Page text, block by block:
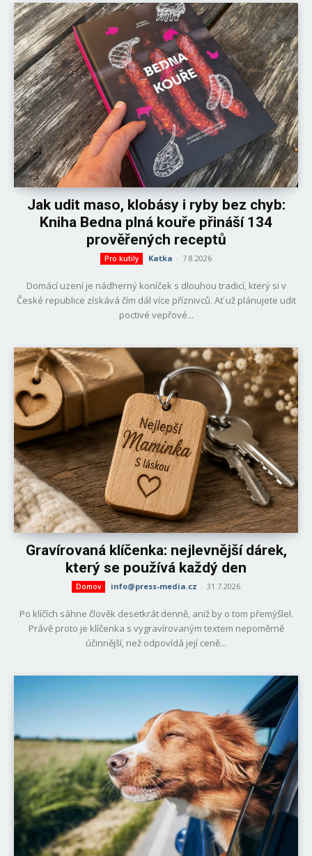
Jak udit maso, klobásy i ryby bez chyb:
Kniha Bedna plná kouře přináší 134
prověřených receptů
Pro kutily Katka - 7.8.2026
Domácí uzení je nádherný koníček s dlouhou tradicí, který si v
České republice získává čím dál více příznivců. Ať už plánujete udit
poctivé vepřové...
Gravírovaná klíčenka: nejlevnější dárek,
který se používá každý den
Domov info@press-media.cz - 31.7.2026
Po klíčích sáhne člověk desetkrát denně, aniž by o tom přemýšlel.
Právě proto je klíčenka s vygravírovaným textem nepoměrně
účinnější, než odpovídá její ceně...